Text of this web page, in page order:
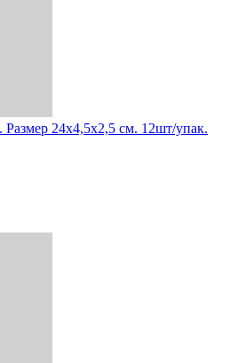
24x4,5x2,5 см. 12шт/упак.